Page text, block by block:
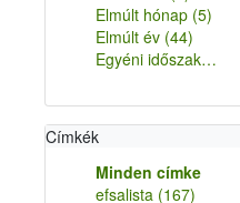
Elmúlt hónap (5)
Elmúlt év (44)
Egyéni időszak…
Címkék
Minden címke
efsalista (167)